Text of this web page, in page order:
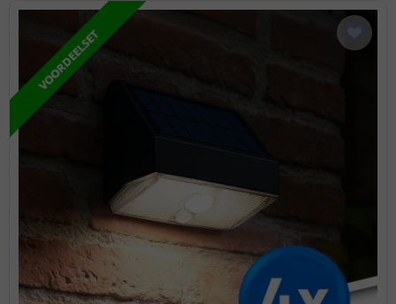
VOORDEELSET